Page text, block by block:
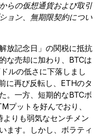
らの仮想通貨および取引
ョン、無期限契約につい
放記念日」の関税に抵抗
な売却に加わり、BTCは
ルの低さに下落しまし
に再び反転し、ETHのタ
。一方、短期的なBTCボ
プットを好んでおり、
りも弱気なセンチメン
ます。しかし、ボラティ